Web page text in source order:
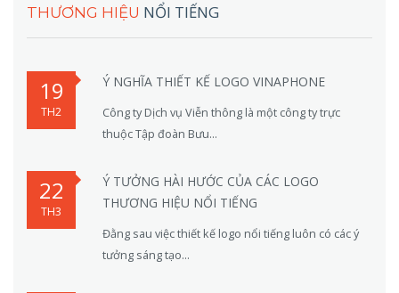
THƯƠNG HIỆU NỔI TIẾNG
19
TH2
Ý NGHĨA THIẾT KẾ LOGO VINAPHONE
Công ty Dịch vụ Viễn thông là một công ty trực
thuộc Tập đoàn Bưu...
22
TH3
Ý TƯỞNG HÀI HƯỚC CỦA CÁC LOGO
THƯƠNG HIỆU NỔI TIẾNG
Đằng sau việc thiết kế logo nổi tiếng luôn có các ý
tưởng sáng tạo...